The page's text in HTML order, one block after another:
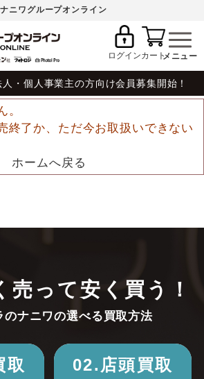
ナニワグループオンライン
ログインカート
・個人事業主の方向け会員募集開始！
。
終了か、ただ今お取扱いできない
ホームへ戻る
売って安く買う！
のナニワの選べる買取方法
取 02.店頭買取